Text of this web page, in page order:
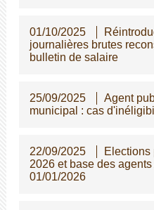
01/10/2025
journalières brutes
bulletin de salaire
25/09/2025
Agent
municipal : cas
22/09/2025
Elections
2026 et base des
01/01/2026